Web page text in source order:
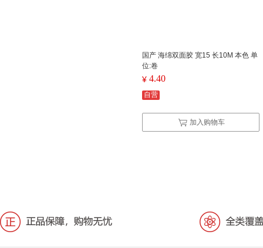
国产 海绵双面胶 宽15 长10M 本色 单
位:卷
¥ 4.40
自营
加入购物车